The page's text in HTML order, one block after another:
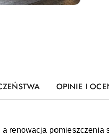
OPINIE I
renowacja